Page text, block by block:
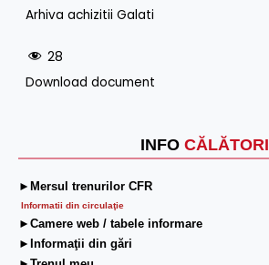
INFO CĂLĂTORI
►Mersul trenurilor CFR
Informatii din circulaţie
►Camere web / tabele informare
►Informaţii din gări
Arhiva achizitii Galati
28
Download document